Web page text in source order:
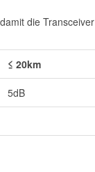
die Transceiver
≤ 20km
5dB